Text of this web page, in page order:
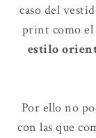
caso del
print como el
estilo
Por ello no
con las que